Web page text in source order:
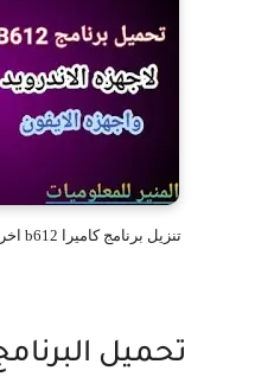
تنزيل برنامج كاميرا b612 اخر اصدار لأجهزة الاندرويد والايفون